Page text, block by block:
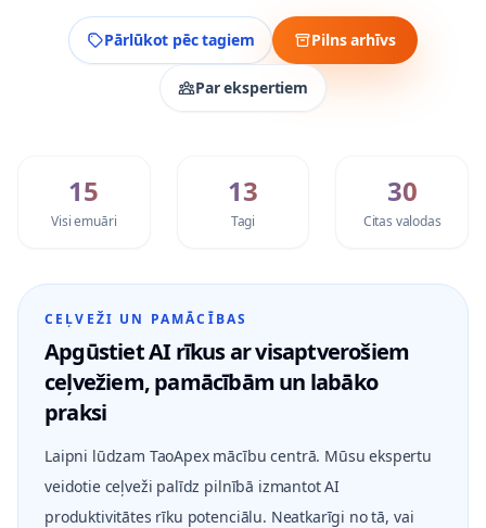
Pārlūkot pēc tagiem Pilns arhīvs
Par ekspertiem
15
Visi emuāri
13
Tagi
30
Citas valodas
CEĻVEŽI UN PAMĀCĪBAS
Apgūstiet AI rīkus ar visaptverošiem
ceļvežiem, pamācībām un labāko
praksi
Laipni lūdzam TaoApex mācību centrā. Mūsu ekspertu
veidotie ceļveži palīdz pilnībā izmantot AI
produktivitātes rīku potenciālu. Neatkarīgi no tā, vai